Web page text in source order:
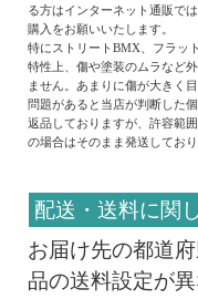
る方はインターネット通販で
購入をお願いいたします。
特にストリートBMX、フラッ
特性上、傷や塗装のムラなど
ません。あまりに傷が大きく
問題があると当店が判断した
返品しておりますが、許容範
の場合はそのまま発送してお
配送・送料に関
お届け先の都道
品の送料設定が